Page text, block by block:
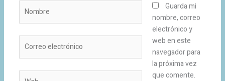
electrónico
Guarda mi
nombre, correo
electrónico y
web en este
navegador para
la próxima vez
que comente.